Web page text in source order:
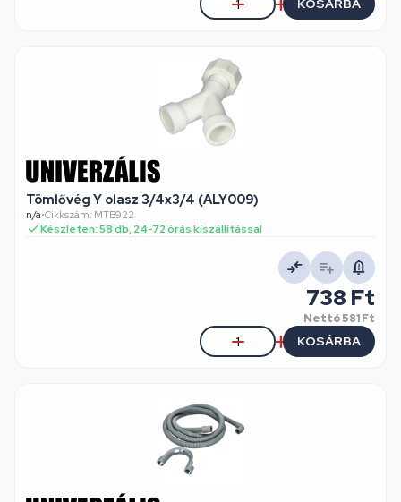
KOSÁRBA
Tömlővég Y olasz 3/4x3/4 (ALY009)
n/a•Cikkszám: MTB922
Készleten: 58 db, 24-72 órás kiszállítással
738 Ft
Nettó581 Ft
KOSÁRBA